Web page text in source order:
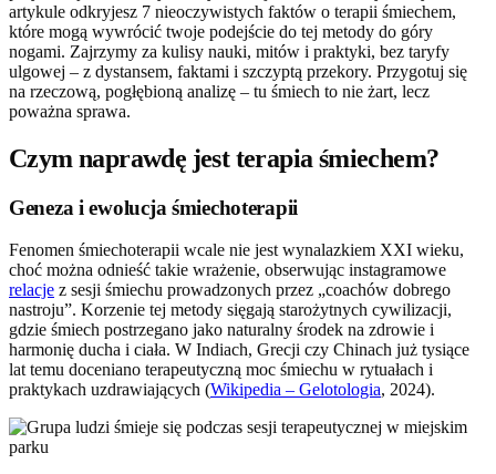
artykule odkryjesz 7 nieoczywistych faktów o terapii śmiechem,
które mogą wywrócić twoje podejście do tej metody do góry
nogami. Zajrzymy za kulisy nauki, mitów i praktyki, bez taryfy
ulgowej – z dystansem, faktami i szczyptą przekory. Przygotuj się
na rzeczową, pogłębioną analizę – tu śmiech to nie żart, lecz
poważna sprawa.
Czym naprawdę jest terapia śmiechem?
Geneza i ewolucja śmiechoterapii
Fenomen śmiechoterapii wcale nie jest wynalazkiem XXI wieku,
choć można odnieść takie wrażenie, obserwując instagramowe
relacje z sesji śmiechu prowadzonych przez „coachów dobrego
nastroju”. Korzenie tej metody sięgają starożytnych cywilizacji,
gdzie śmiech postrzegano jako naturalny środek na zdrowie i
harmonię ducha i ciała. W Indiach, Grecji czy Chinach już tysiące
lat temu doceniano terapeutyczną moc śmiechu w rytuałach i
praktykach uzdrawiających (Wikipedia – Gelotologia, 2024).